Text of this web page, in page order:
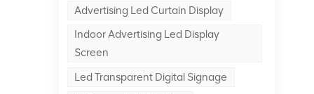
Advertising Led Curtain Display
Indoor Advertising Led Display
Screen
Led Transparent Digital Signage